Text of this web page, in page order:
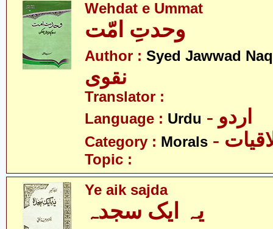
Wehdat e Ummat
وحدتِ امّت
Author : Syed Jawwad
نقوی
Translator :
Language : Urdu - اردو
Category : Morals
Topic :
Ye aik sajda
یہ ایک سجدہ